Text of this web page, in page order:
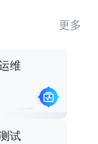
更多
维
试